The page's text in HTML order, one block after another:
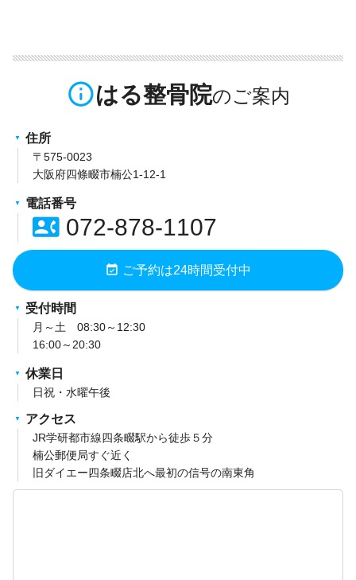
info_outlineはる整骨院
住所
〒575-0023
大阪府四條畷市楠公1-12-1
電話番号
contact_phone072-878-1107
event_available ご予約は24時間受付中
受付時間
月～土 08:30～12:30
16:00～20:30
休業日
日祝・水曜午後
アクセス
JR学研都市線四条畷駅から徒歩５分
楠公郵便局すぐ近く
旧ダイエー四条畷店北へ最初の信号の南東角